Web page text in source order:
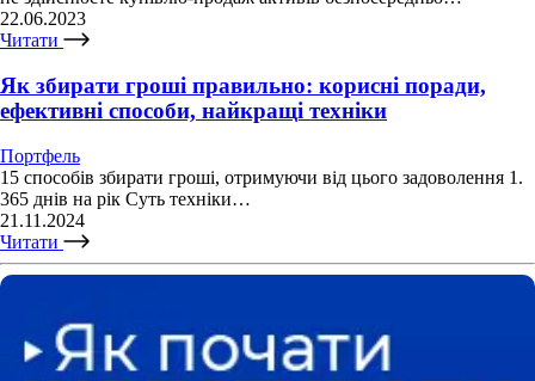
22.06.2023
Читати
Як збирати гроші правильно: корисні поради,
ефективні способи, найкращі техніки
Портфель
15 способів збирати гроші, отримуючи від цього задоволення 1.
365 днів на рік Суть техніки…
21.11.2024
Читати